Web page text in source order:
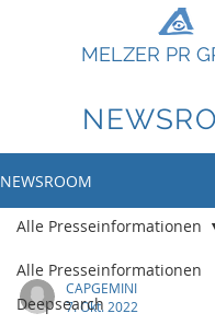
MELZER PR
NEWSROOM
Alle Presseinformationen
Deepsearch
Alle Presseinformationen
CAPGEMINI
7. Okt. 2022